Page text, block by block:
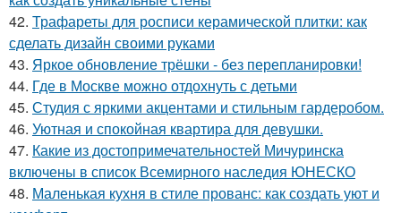
42. Трафареты для росписи керамической плитки: как
сделать дизайн своими руками
43. Яркое обновление трёшки - без перепланировки!
44. Где в Москве можно отдохнуть с детьми
45. Студия с яркими акцентами и стильным гардеробом.
46. Уютная и спокойная квартира для девушки.
47. Какие из достопримечательностей Мичуринска
включены в список Всемирного наследия ЮНЕСКО
48. Маленькая кухня в стиле прованс: как создать уют и